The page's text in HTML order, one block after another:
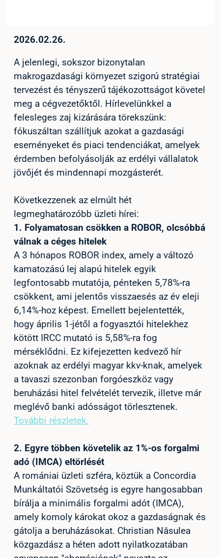
2026.02.26.
A jelenlegi, sokszor bizonytalan
makrogazdasági környezet szigorú stratégiai
tervezést és tényszerű tájékozottságot követel
meg a cégvezetőktől. Hírlevelünkkel a
felesleges zaj kizárására törekszünk:
fókuszáltan szállítjuk azokat a gazdasági
eseményeket és piaci tendenciákat, amelyek
érdemben befolyásolják az erdélyi vállalatok
jövőjét és mindennapi mozgásterét.
Következzenek az elmúlt hét
legmeghatározóbb üzleti hírei:
1. Folyamatosan csökken a ROBOR, olcsóbbá
válnak a céges hitelek
A 3 hónapos ROBOR index, amely a változó
kamatozású lej alapú hitelek egyik
legfontosabb mutatója, pénteken 5,78%-ra
csökkent, ami jelentős visszaesés az év eleji
6,14%-hoz képest. Emellett bejelentették,
hogy április 1-jétől a fogyasztói hitelekhez
kötött IRCC mutató is 5,58%-ra fog
mérséklődni. Ez kifejezetten kedvező hír
azoknak az erdélyi magyar kkv-knak, amelyek
a tavaszi szezonban forgóeszköz vagy
beruházási hitel felvételét tervezik, illetve már
meglévő banki adósságot törlesztenek.
További részletek.
2. Egyre többen követelik az 1%-os forgalmi
adó (IMCA) eltörlését
A romániai üzleti szféra, köztük a Concordia
Munkáltatói Szövetség is egyre hangosabban
bírálja a minimális forgalmi adót (IMCA),
amely komoly károkat okoz a gazdaságnak és
gátolja a beruházásokat. Christian Năsulea
közgazdász a héten adott nyilatkozatában